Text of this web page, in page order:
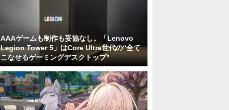
AAAゲームも制作も妥協なし。「Lenovo
Legion Tower 5」はCore Ultra世代の“全て
こなせるゲーミングデスクトップ”